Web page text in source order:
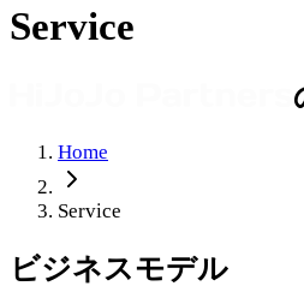
Service
Home
Service
ビジネスモデル